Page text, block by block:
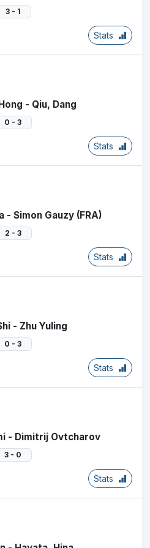
3 - 1
Stats
- Qiu, Dang
0 - 3
Stats
- Simon Gauzy (FRA)
2 - 3
Stats
- Zhu Yuling
0 - 3
Stats
- Dimitrij Ovtcharov
3 - 0
Stats